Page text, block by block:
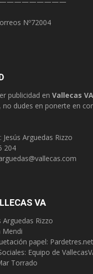
Nº72004
publicidad en Vallecas VA
no dudes en ponerte en
Arguedas Rizzo
204
VA
Arguedas Rizzo
Mendi
papel: Pardetres.net
Equipo de
Torrado